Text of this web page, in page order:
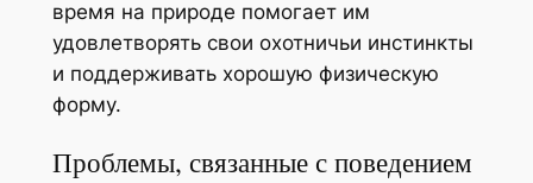
время на природе помогает им
удовлетворять свои охотничьи инстинкты
и поддерживать хорошую физическую
форму.
Проблемы, связанные с поведением